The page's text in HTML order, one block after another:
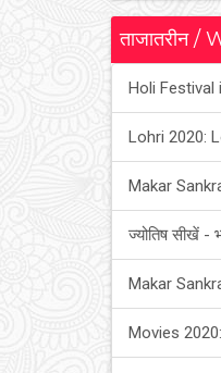
ताजातरीन
Holi Festival
Lohri 2020:
Makar
ज्योतिष सीखें -
Makar
Movies